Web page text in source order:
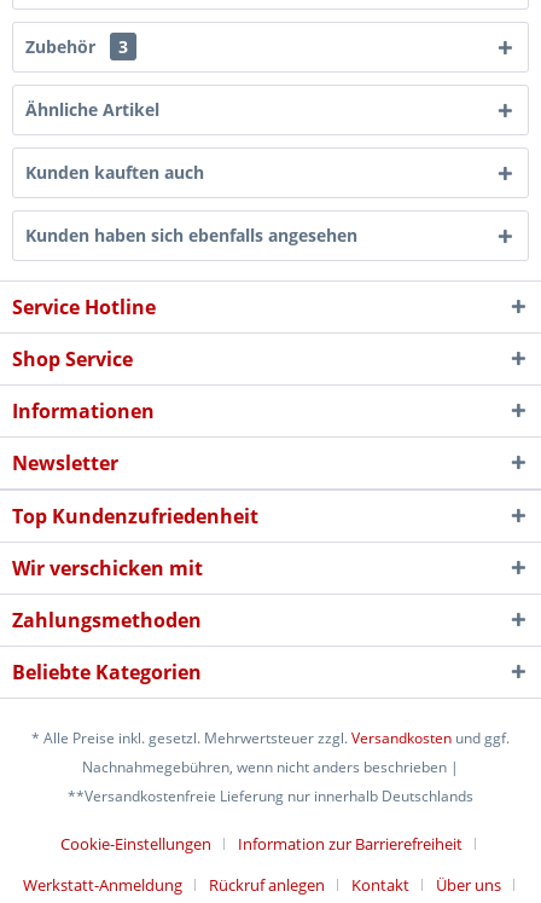
Zubehör 3
Ähnliche Artikel
Kunden kauften auch
Kunden haben sich ebenfalls angesehen
Service Hotline
Shop Service
Informationen
Newsletter
Top Kundenzufriedenheit
Wir verschicken mit
Zahlungsmethoden
Beliebte Kategorien
* Alle Preise inkl. gesetzl. Mehrwertsteuer zzgl.Versandkosten und ggf.
Nachnahmegebühren, wenn nicht anders beschrieben |
**Versandkostenfreie Lieferung nur innerhalb Deutschlands
Cookie-Einstellungen
Information zur Barrierefreiheit
Werkstatt-Anmeldung
Rückruf anlegen Kontakt Über uns